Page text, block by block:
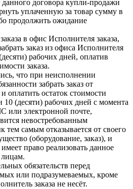
данного договора купли-продажи
уплаченную за товар сумму в
продолжить ожидание
в офис Исполнителя заказа,
заказ из офиса Исполнителя
рабочих дней, оплатив
заказа.
что при неисполнении
забрать заказ от
оплатить остаток стоимости
10 (десяти) рабочих дней с момента
или электронной почте,
невостребованным
тем самым отказывается от своего
(оборудование, заказ), и
право реализовать данное
обязательств перед
или подразумеваемых, кроме
заказа не несёт.